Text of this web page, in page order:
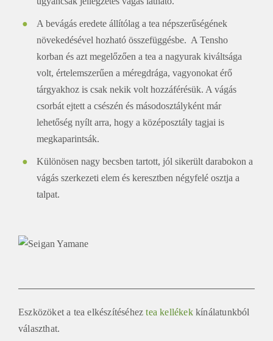
A bevágás eredete állítólag a tea népszerűségének
növekedésével hozható összefüggésbe. A Tensho
korban és azt megelőzően a tea a nagyurak kiváltsága
volt, értelemszerűen a méregdrága, vagyonokat érő
tárgyakhoz is csak nekik volt hozzáférésük. A vágás
csorbát ejtett a csészén és másodosztályként már
lehetőség nyílt arra, hogy a középosztály tagjai is
megkaparintsák.
Különösen nagy becsben tartott, jól sikerült darabokon a
vágás szerkezeti elem és keresztben négyfelé osztja a
talpat.
Eszközöket a tea elkészítéséhez tea kellékek kínálatunkból
választhat.